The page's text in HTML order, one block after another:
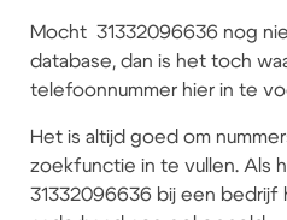
Mocht 31332096636 nog
database, dan is het toch
telefoonnummer hier in te
Het is altijd goed om
zoekfunctie in te vullen. Als
31332096636 bij een bedrijf